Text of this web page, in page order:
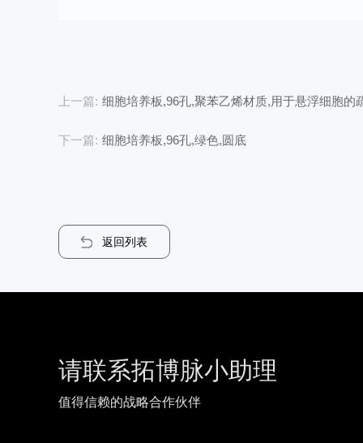
上一篇: 细胞培养板,96孔,聚苯乙烯材质,用于悬浮细胞的
下一篇: 细胞培养板,96孔,绿色,圆底
返回列表
请联系拓博脉小助理
值得信赖的战略合作伙伴